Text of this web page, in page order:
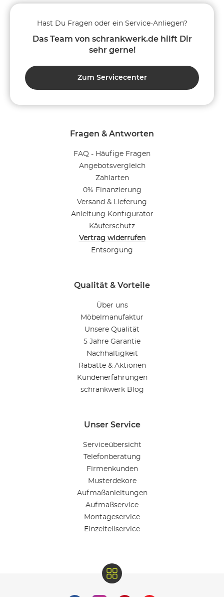
Fragen & Antworten
FAQ - Häufige Fragen
Angebotsvergleich
Zahlarten
0% Finanzierung
Versand & Lieferung
Anleitung Konfigurator
Käuferschutz
Vertrag widerrufen
Entsorgung
Qualität & Vorteile
Über uns
Möbelmanufaktur
Unsere Qualität
5 Jahre Garantie
Nachhaltigkeit
Rabatte & Aktionen
Kundenerfahrungen
schrankwerk Blog
Unser Service
Serviceübersicht
Telefonberatung
Firmenkunden
Musterdekore
Aufmaßanleitungen
Aufmaßservice
Montageservice
Einzelteilservice
Hast Du Fragen oder ein Service-Anliegen?
Das Team von schrankwerk.de hilft Dir
sehr gerne!
Zum Servicecenter